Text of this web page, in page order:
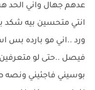
عدهم جهال واني الحد
انتي متحسين بيه شكد
ورد ..اني مو بارده بس
فيصل ..حتى لو
بوسيني فاجئيني ونصه